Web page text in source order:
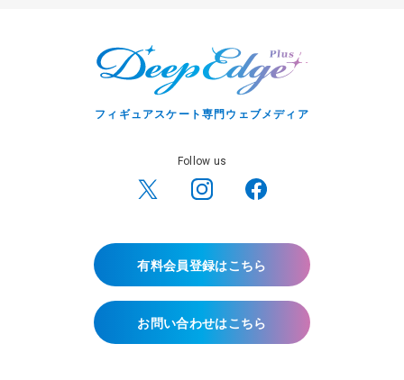
フィギュアスケート専門ウェブメディア
Follow us
有料会員登録はこちら
お問い合わせはこちら